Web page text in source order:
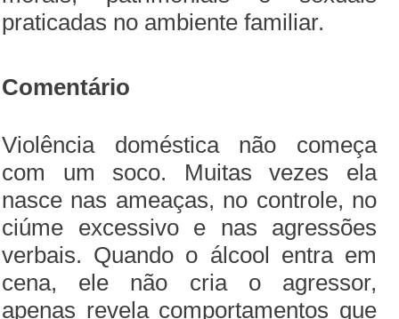
praticadas no ambiente familiar.
Comentário
Violência doméstica não começa
com um soco. Muitas vezes ela
nasce nas ameaças, no controle, no
ciúme excessivo e nas agressões
verbais. Quando o álcool entra em
cena, ele não cria o agressor,
apenas revela comportamentos que